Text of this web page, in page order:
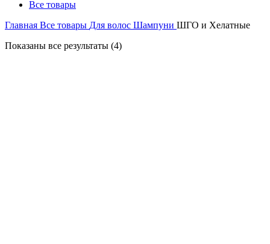
Все товары
Главная Все товары Для волос Шампуни ШГО и Хелатные
Показаны все результаты (4)